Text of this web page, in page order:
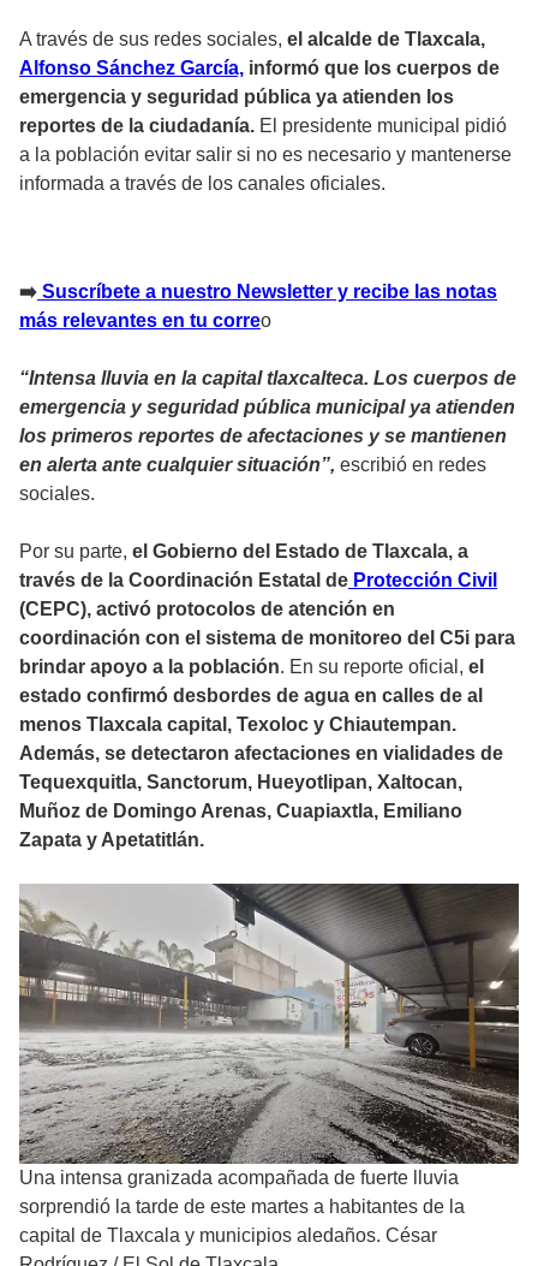
A través de sus redes sociales, el alcalde de Tlaxcala,
Alfonso Sánchez García, informó que los cuerpos de
emergencia y seguridad pública ya atienden los
reportes de la ciudadanía. El presidente municipal pidió
a la población evitar salir si no es necesario y mantenerse
informada a través de los canales oficiales.
➡️ Suscríbete a nuestro Newsletter y recibe las notas
más relevantes en tu correo
“Intensa lluvia en la capital tlaxcalteca. Los cuerpos de
emergencia y seguridad pública municipal ya atienden
los primeros reportes de afectaciones y se mantienen
en alerta ante cualquier situación”, escribió en redes
sociales.
Por su parte, el Gobierno del Estado de Tlaxcala, a
través de la Coordinación Estatal de Protección Civil
(CEPC), activó protocolos de atención en
coordinación con el sistema de monitoreo del C5i para
brindar apoyo a la población. En su reporte oficial, el
estado confirmó desbordes de agua en calles de al
menos Tlaxcala capital, Texoloc y Chiautempan.
Además, se detectaron afectaciones en vialidades de
Tequexquitla, Sanctorum, Hueyotlipan, Xaltocan,
Muñoz de Domingo Arenas, Cuapiaxtla, Emiliano
Zapata y Apetatitlán.
Una intensa granizada acompañada de fuerte lluvia
sorprendió la tarde de este martes a habitantes de la
capital de Tlaxcala y municipios aledaños. César